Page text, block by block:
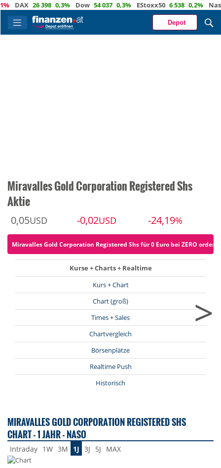
26 398 0,3% Dow 54 037 0,3% EStoxx50 6 538 0,2% Nasdaq
Depot
Miravalles Gold Corporation Registered Shs
Aktie
0,05USD -0,02USD -24,19%
Miravalles Gold Corporation Registered Shs für 0 Euro bei ZERO ordern
Kurse + Charts + Realtime
Kurs + Chart
Chart (groß)
Times + Sales
Chartvergleich
Börsenplätze
Realtime Push
Historisch
>
MIRAVALLES GOLD CORPORATION REGISTERED SHS
CHART - 1 JAHR - NASO
Intraday 1W 3M 1J 3J 5J MAX